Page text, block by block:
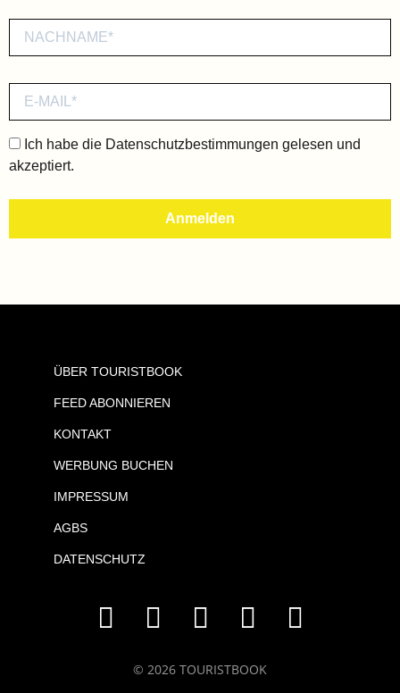
Ich habe die Datenschutzbestimmungen gelesen und
akzeptiert.
ÜBER TOURISTBOOK
FEED ABONNIEREN
KONTAKT
WERBUNG BUCHEN
IMPRESSUM
AGBS
DATENSCHUTZ
© 2026 TOURISTBOOK